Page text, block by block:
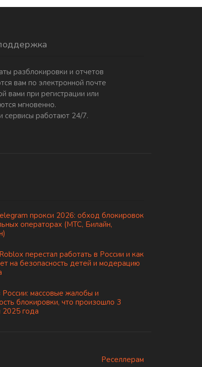
разблокировки и отчетов
вам по электронной почте
вами при регистрации или
мгновенно.
сервисы работают 24/7.
прокси 2026: обход блокировок
операторах (МТС, Билайн,
перестал работать в России и как
на безопасность детей и модерацию
России: массовые жалобы и
блокировки, что произошло 3
года
Реселлерам